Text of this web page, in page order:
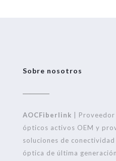
Sobre nosotros
AOCFiberlink |
ópticos activos OEM y
soluciones de
óptica de última generación